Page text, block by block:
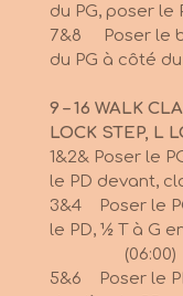
du PG, poser le
7&8 Poser le
du PG à côté
9 – 16 WALK
LOCK STEP, L
1&2& Poser le
le PD devant,
3&4 Poser le
le PD, ½ T à
(06:00)
5&6 Poser le